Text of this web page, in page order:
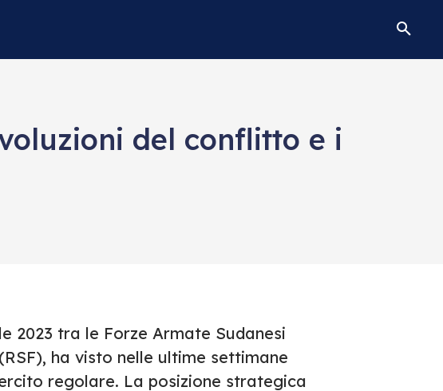
del conflitto e i
2023 tra le Forze Armate Sudanesi
ha visto nelle ultime settimane
regolare. La posizione strategica